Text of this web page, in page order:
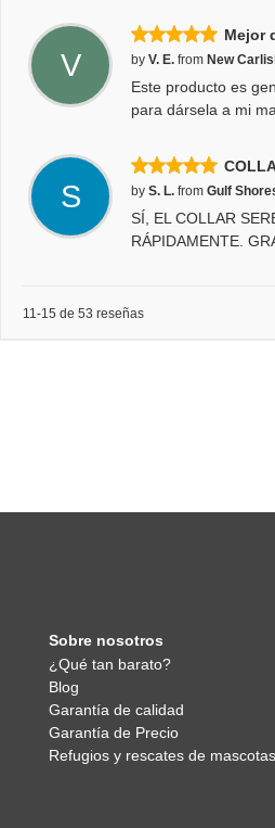
V
Mejor
by V. E. from New
Este producto es
para dársela a mi
S by S. L. from Gulf
SÍ, EL COLLAR
RÁPIDAMENTE.
11-15 de 53 reseñas
Sobre nosotros
¿Qué tan barato?
Blog
Garantía de calidad
Garantía de Precio
Refugios y rescates de mascotas